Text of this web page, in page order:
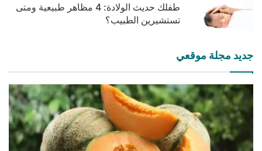
طفلك حديث الولادة: 4 مظاهر طبيعية ومتى
تستشيرين الطبيب؟
جديد مجلة موقعي